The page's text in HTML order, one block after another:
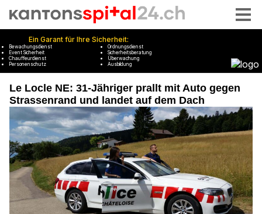
Le Locle NE: 31-Jähriger prallt mit Auto gegen
Strassenrand und landet auf dem Dach